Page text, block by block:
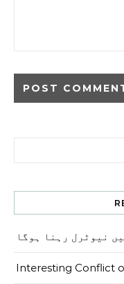
نیوٹرل رہنا ہوگا
Interesting Conflict